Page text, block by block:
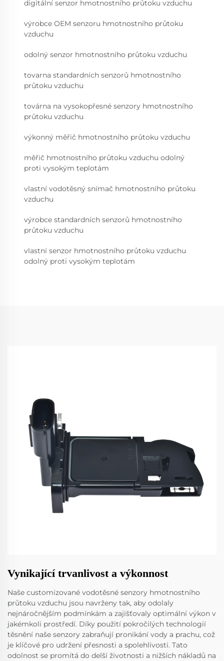
digitální senzor hmotnostního průtoku vzduchu
výrobce OEM senzoru hmotnostního průtoku
vzduchu
odolný senzor hmotnostního průtoku vzduchu
tovarna standardních senzorů hmotnostního
průtoku vzduchu
továrna na vysokopřesné senzory hmotnostního
průtoku vzduchu
výkonný měřič hmotnostního průtoku vzduchu
měřič hmotnostního průtoku vzduchu odolný
proti vysokým teplotám
vlastní vodotěsný snímač hmotnostního průtoku
vzduchu
výrobce standardních senzorů hmotnostního
průtoku vzduchu
vlastní senzor hmotnostního průtoku vzduchu
odolný proti vysokým teplotám
Vynikající trvanlivost a výkonnost
Naše customizované vodotěsné senzory hmotnostního
průtoku vzduchu jsou navrženy tak, aby odolaly
nejnáročnějším podmínkám a zajišťovaly optimální výkon v
jakémkoli prostředí. Díky použití pokročilých technologií
těsnění naše senzory zabraňují pronikání vody a prachu, což
je klíčové pro udržení přesnosti a spolehlivosti. Tato
odolnost se promítá do delší životnosti a nižších nákladů na